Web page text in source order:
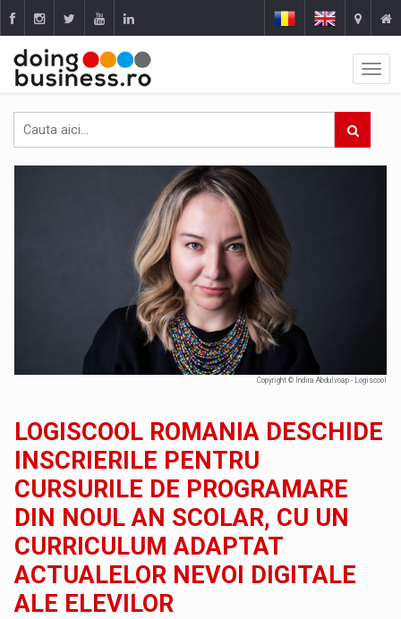
Copyright © Indira Abdulvoap - Logiscool
LOGISCOOL ROMANIA DESCHIDE
INSCRIERILE PENTRU
CURSURILE DE PROGRAMARE
DIN NOUL AN SCOLAR, CU UN
CURRICULUM ADAPTAT
ACTUALELOR NEVOI DIGITALE
ALE ELEVILOR